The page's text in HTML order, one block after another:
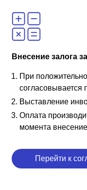
Внесение залога
При
согласовывается
Выставление
Оплата
момента
Перейти к